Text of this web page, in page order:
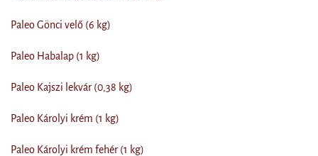
Paleo Gönci velő (6 kg)
Paleo Habalap (1 kg)
Paleo Kajszi lekvár (0,38 kg)
Paleo Károlyi krém (1 kg)
Paleo Károlyi krém fehér (1 kg)